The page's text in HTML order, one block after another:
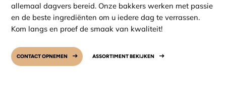
allemaal dagvers bereid. Onze bakkers werken met passie
en de beste ingrediënten om u iedere dag te verrassen.
Kom langs en proef de smaak van kwaliteit!
CONTACT OPNEMEN ASSORTIMENT BEKIJKEN